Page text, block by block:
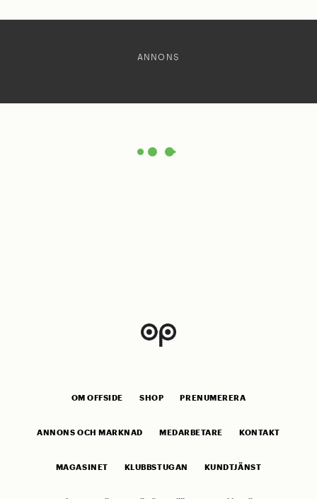
ANNONS
OM OFFSIDE SHOP PRENUMERERA
ANNONS OCH MARKNAD MEDARBETARE KONTAKT
MAGASINET KLUBBSTUGAN KUNDTJÄNST